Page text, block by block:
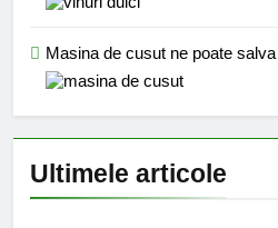
Masina de cusut ne poate
Ultimele articole